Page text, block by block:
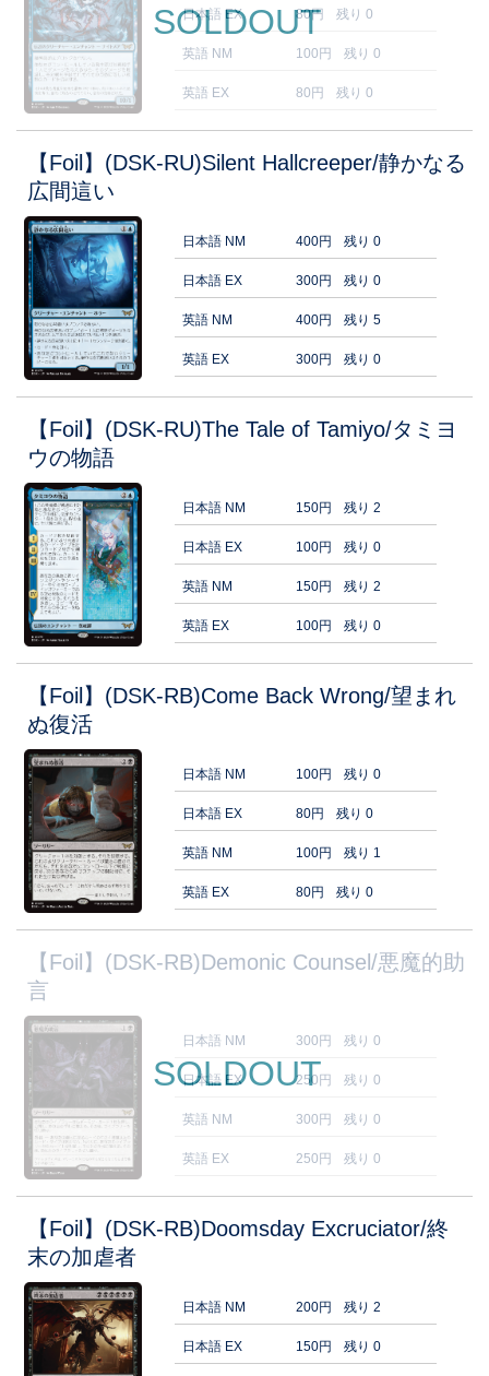
日本語 EX 80円 残り 0
英語 NM 100円 残り 0
英語 EX 80円 残り 0
SOLDOUT
【Foil】(DSK-RU)Silent Hallcreeper/静かなる
広間這い
日本語 NM 400円 残り 0
日本語 EX 300円 残り 0
英語 NM 400円 残り 5
英語 EX 300円 残り 0
【Foil】(DSK-RU)The Tale of Tamiyo/タミヨ
ウの物語
日本語 NM 150円 残り 2
日本語 EX 100円 残り 0
英語 NM 150円 残り 2
英語 EX 100円 残り 0
【Foil】(DSK-RB)Come Back Wrong/望まれ
ぬ復活
日本語 NM 100円 残り 0
日本語 EX 80円 残り 0
英語 NM 100円 残り 1
英語 EX 80円 残り 0
【Foil】(DSK-RB)Demonic Counsel/悪魔的助
言
日本語 NM 300円 残り 0
日本語 EX 250円 残り 0
英語 NM 300円 残り 0
英語 EX 250円 残り 0
SOLDOUT
【Foil】(DSK-RB)Doomsday Excruciator/終
末の加虐者
日本語 NM 200円 残り 2
日本語 EX 150円 残り 0